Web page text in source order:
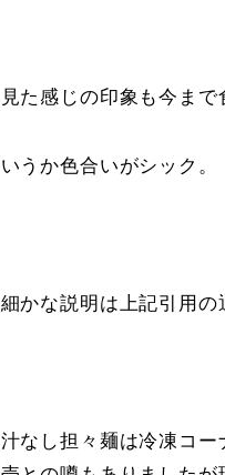
た感じの印象も今まで
うか色合いがシック。
かな説明は上記引用
なし担々麺は冷凍コ